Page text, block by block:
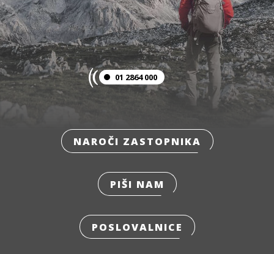
01 2864 000
NAROČI ZASTOPNIKA
PIŠI NAM
POSLOVALNICE